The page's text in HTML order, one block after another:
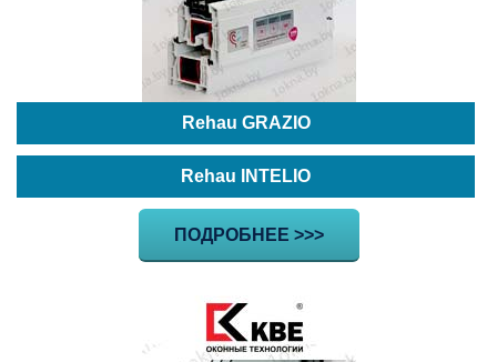
Rehau GRAZIO
Rehau INTELIO
ПОДРОБНЕЕ >>>